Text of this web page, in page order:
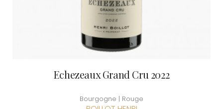
Echezeaux Grand Cru 2022
Bourgogne | Rouge